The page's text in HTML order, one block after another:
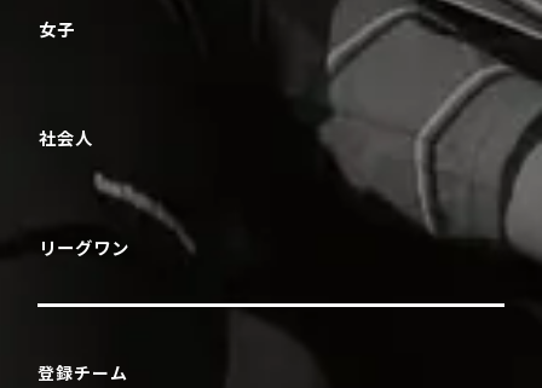
女子
社会人
リーグワン
登録チーム